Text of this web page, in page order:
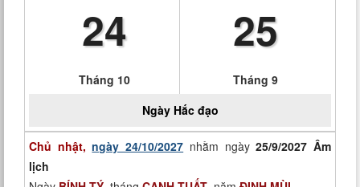
24
Tháng 10
25
Tháng 9
Ngày Hắc đạo
Chủ nhật,ngày 24/10/2027 nhằm ngày25/9/2027 Âm
lịch